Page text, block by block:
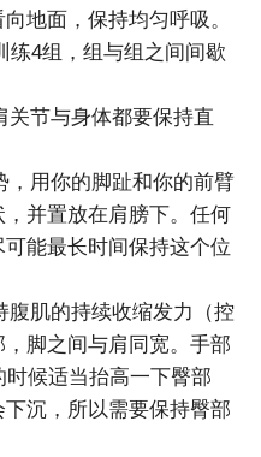
地面，保持均匀呼吸。
4组，组与组之间间歇
节与身体都要保持直
用你的脚趾和你的前臂
并置放在肩膀下。任何
能最长时间保持这个位
肌的持续收缩发力（控
脚之间与肩同宽。手部
候适当抬高一下臀部
下沉，所以需要保持臀部